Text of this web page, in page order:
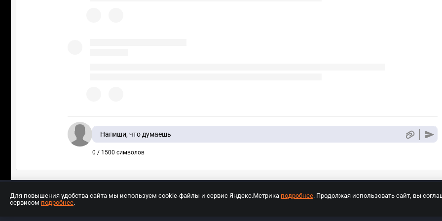
Напиши, что думаешь
0 / 1500 символов
Для повышения удобства сайта мы используем cookie-файлы и сервис Яндекс.Метрика подробнее. Продолжая использовать сайт, вы
сервисом подробнее.